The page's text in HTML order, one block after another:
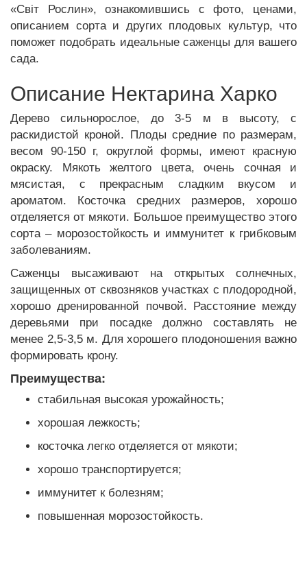
«Світ Рослин», ознакомившись с фото, ценами,
описанием сорта и других плодовых культур, что
поможет подобрать идеальные саженцы для вашего
сада.
Описание Нектарина Харко
Дерево сильнорослое, до 3-5 м в высоту, с
раскидистой кроной. Плоды средние по размерам,
весом 90-150 г, округлой формы, имеют красную
окраску. Мякоть желтого цвета, очень сочная и
мясистая, с прекрасным сладким вкусом и
ароматом. Косточка средних размеров, хорошо
отделяется от мякоти. Большое преимущество этого
сорта – морозостойкость и иммунитет к грибковым
заболеваниям.
Саженцы высаживают на открытых солнечных,
защищенных от сквозняков участках с плодородной,
хорошо дренированной почвой. Расстояние между
деревьями при посадке должно составлять не
менее 2,5-3,5 м. Для хорошего плодоношения важно
формировать крону.
Преимущества:
стабильная высокая урожайность;
хорошая лежкость;
косточка легко отделяется от мякоти;
хорошо транспортируется;
иммунитет к болезням;
повышенная морозостойкость.